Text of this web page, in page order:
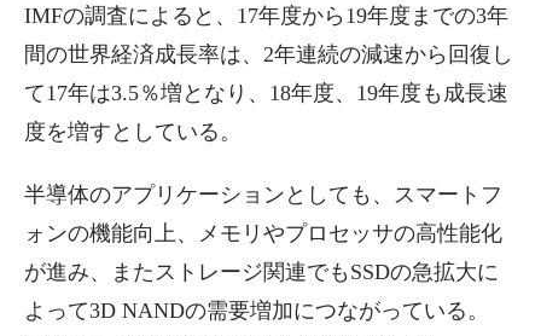
IMFの調査によると、17年度から19年度までの3年
間の世界経済成長率は、2年連続の減速から回復し
て17年は3.5％増となり、18年度、19年度も成長速
度を増すとしている。
半導体のアプリケーションとしても、スマートフ
ォンの機能向上、メモリやプロセッサの高性能化
が進み、またストレージ関連でもSSDの急拡大に
よって3D NANDの需要増加につながっている。